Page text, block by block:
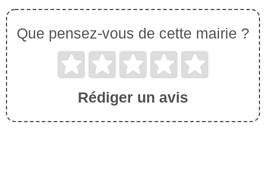
Que pensez-vous de cette mairie ?
Rédiger un avis